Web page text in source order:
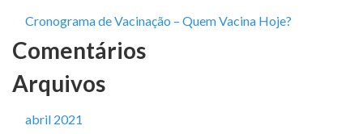
Cronograma de Vacinação – Quem Vacina Hoje?
Comentários
Arquivos
abril 2021